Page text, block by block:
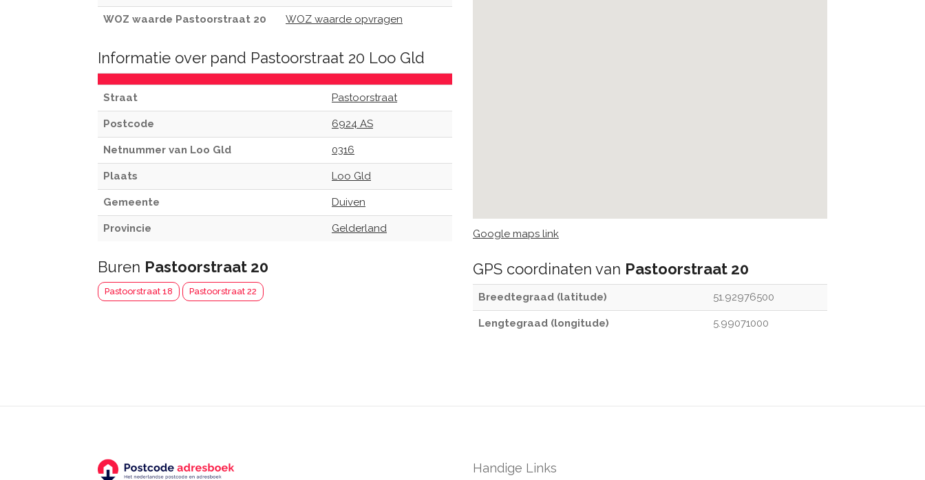
WOZ waarde Pastoorstraat 20 WOZ waarde opvragen
Informatie over pand Pastoorstraat 20 Loo Gld
Straat Pastoorstraat
Postcode 6924 AS
Netnummer van Loo Gld 0316
Plaats Loo Gld
Gemeente Duiven
Provincie Gelderland
Buren Pastoorstraat 20
Pastoorstraat 18 Pastoorstraat 22
Google maps link
GPS coordinaten van Pastoorstraat 20
Breedtegraad (latitude) 51.92976500
Lengtegraad (longitude) 5.99071000
Handige Links